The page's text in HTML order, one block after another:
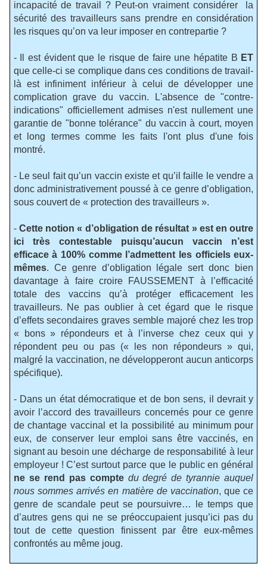
incapacité de travail ? Peut-on vraiment considérer
la
sécurité des travailleurs sans prendre en considération
les risques qu’on va leur imposer en contrepartie ?
- Il est évident que le risque de faire une hépatite B ET
que celle-ci se complique dans ces conditions de travail-
là est infiniment inférieur à celui de développer une
complication grave du vaccin. L'absence de "contre-
indications" officiellement admises n'est nullement une
garantie de "bonne tolérance" du vaccin à court, moyen
et long termes comme les faits l'ont plus d'une fois
montré.
- Le seul fait qu’un vaccin existe et qu’il faille le vendre a
donc administrativement poussé à ce genre d’obligation,
sous couvert de « protection des travailleurs ».
- Cette notion « d’obligation de résultat » est en outre
ici très contestablepuisqu’aucun vaccin n’est
efficace à 100% comme l’admettent les officiels eux-
mêmes. Ce genre d’obligation légale sert donc bien
davantage à faire croire FAUSSEMENT à l’efficacité
totale des vaccins qu’à protéger efficacement les
travailleurs. Ne pas oublier à cet égard que le risque
d’effets secondaires graves semble majoré chez les trop
« bons » répondeurs et à l’inverse chez ceux qui y
répondent peu ou pas (« les non répondeurs » qui,
malgré la vaccination, ne développeront aucun anticorps
spécifique).
- Dans un état démocratique et de bon sens, il devrait y
avoir l’accord des travailleurs concernés pour ce genre
de chantage vaccinal et la possibilité au minimum pour
eux, de conserver leur emploi sans être vaccinés, en
signant au besoin une décharge de responsabilité à leur
employeur ! C’est surtout parce que le public en général
ne se rend pas compte du degré de tyrannie auquel
nous sommes arrivés en matière de vaccination, que ce
genre de scandale peut se poursuivre… le temps que
d’autres gens qui ne se préoccupaient jusqu’ici pas du
tout de cette question finissent par être eux-mêmes
confrontés au même joug.